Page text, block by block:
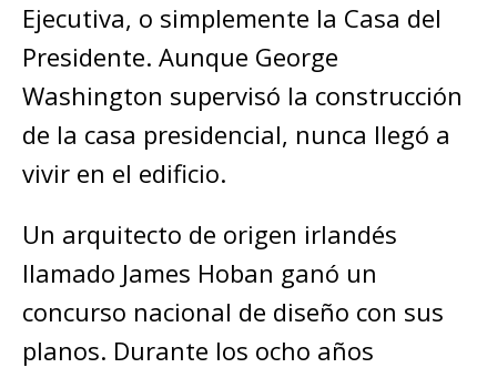
Ejecutiva, o simplemente la Casa del
Presidente. Aunque George
Washington supervisó la construcción
de la casa presidencial, nunca llegó a
vivir en el edificio.
Un arquitecto de origen irlandés
llamado James Hoban ganó un
concurso nacional de diseño con sus
planos. Durante los ocho años